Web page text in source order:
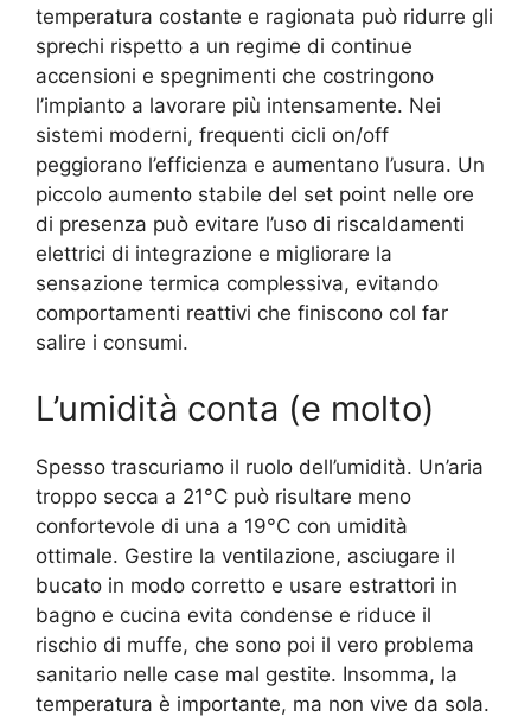
temperatura costante e ragionata può ridurre gli
sprechi rispetto a un regime di continue
accensioni e spegnimenti che costringono
l’impianto a lavorare più intensamente. Nei
sistemi moderni, frequenti cicli on/off
peggiorano l’efficienza e aumentano l’usura. Un
piccolo aumento stabile del set point nelle ore
di presenza può evitare l’uso di riscaldamenti
elettrici di integrazione e migliorare la
sensazione termica complessiva, evitando
comportamenti reattivi che finiscono col far
salire i consumi.
L’umidità conta (e molto)
Spesso trascuriamo il ruolo dell’umidità. Un’aria
troppo secca a 21°C può risultare meno
confortevole di una a 19°C con umidità
ottimale. Gestire la ventilazione, asciugare il
bucato in modo corretto e usare estrattori in
bagno e cucina evita condense e riduce il
rischio di muffe, che sono poi il vero problema
sanitario nelle case mal gestite. Insomma, la
temperatura è importante, ma non vive da sola.